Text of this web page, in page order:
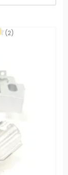
(2)